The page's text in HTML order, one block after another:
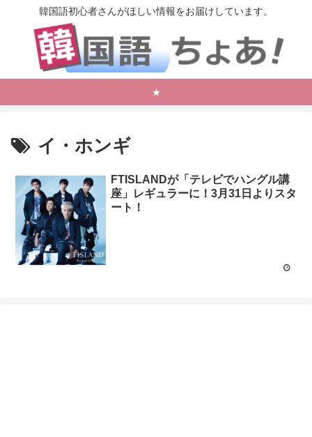
韓国語初心者さんがほしい情報をお届けしています。
★
イ・ホンギ
FTISLANDが「テレビでハングル講
座」レギュラーに！3月31日よりスタ
ート！